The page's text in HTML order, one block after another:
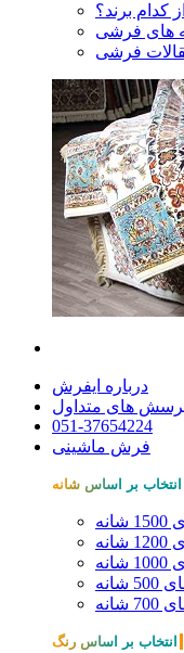
کدام برند؟
های فرشی
فرشی
درباره ایفرش
های متداول
051-37654224
فرش ماشینی
انتخاب بر اساس شانه
انتخاب بر اساس رنگ